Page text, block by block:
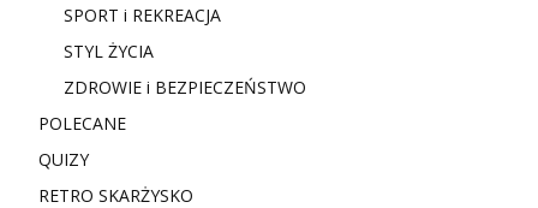
SPORT i REKREACJA
STYL ŻYCIA
ZDROWIE i BEZPIECZEŃSTWO
POLECANE
QUIZY
RETRO SKARŻYSKO